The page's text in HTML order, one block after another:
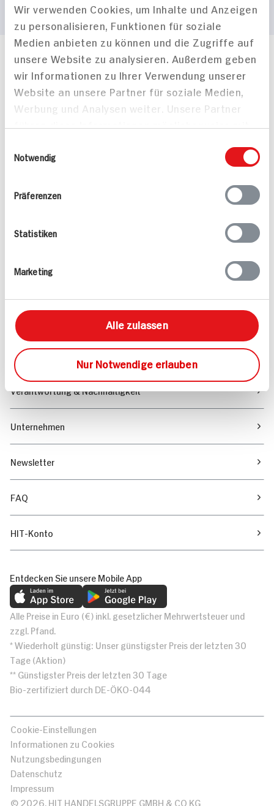
Wir verwenden Cookies, um Inhalte und Anzeigen
zu personalisieren, Funktionen für soziale
Medien anbieten zu können und die Zugriffe auf
unsere Website zu analysieren. Außerdem geben
wir Informationen zu Ihrer Verwendung unserer
Website an unsere Partner für soziale Medien,
Werbung und Analysen weiter. Unsere Partner
bereitgestellt haben oder die sie im Rahmen
Notwendig
Präferenzen
Statistiken
Marketing
Alle zulassen
Nur Notwendige erlauben
Häufig gestellte Fragen
Mehr Informationen in unserem FAQ
kontakt
hit.de
Wir beantworten gerne Ihre Fragen
Folgen Sie uns auf TikTok
Marktfinder
Unser Magazin
Verantwortung & Nachhaltigkeit
Unternehmen
Newsletter
FAQ
HIT-Konto
Entdecken Sie unsere Mobile App
Alle Preise in Euro (€) inkl. gesetzlicher Mehrwertsteuer und
zzgl. Pfand.
* Wiederholt günstig: Unser günstigster Preis der letzten 30
Tage (Aktion)
** Günstigster Preis der letzten 30 Tage
Bio-zertifiziert durch DE-ÖKO-044
Cookie-Einstellungen
Informationen zu Cookies
Nutzungsbedingungen
Datenschutz
Impressum
© 2026, HIT HANDELSGRUPPE GMBH & CO KG